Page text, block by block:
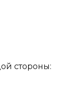
стороны: